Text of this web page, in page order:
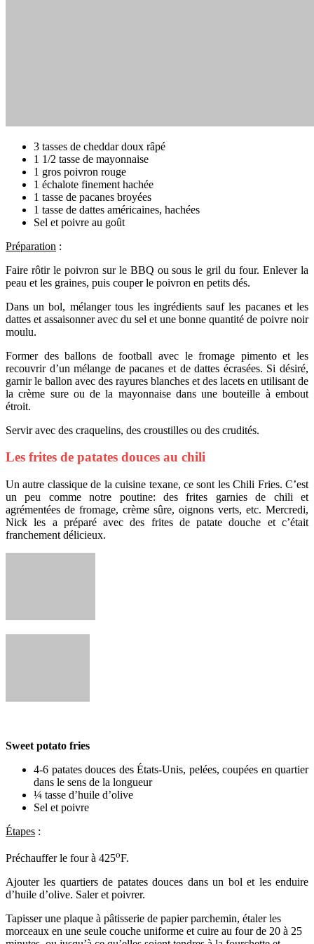
3 tasses de cheddar doux râpé
1 1/2 tasse de mayonnaise
1 gros poivron rouge
1 échalote finement hachée
1 tasse de pacanes broyées
1 tasse de dattes américaines, hachées
Sel et poivre au goût
Préparation :
Faire rôtir le poivron sur le BBQ ou sous le gril du four. Enlever la
peau et les graines, puis couper le poivron en petits dés.
Dans un bol, mélanger tous les ingrédients sauf les pacanes et les
dattes et assaisonner avec du sel et une bonne quantité de poivre noir
moulu.
Former des ballons de football avec le fromage pimento et les
recouvrir d’un mélange de pacanes et de dattes écrasées. Si désiré,
garnir le ballon avec des rayures blanches et des lacets en utilisant de
la crème sure ou de la mayonnaise dans une bouteille à embout
étroit.
Servir avec des craquelins, des croustilles ou des crudités.
Les frites de patates douces au chili
Un autre classique de la cuisine texane, ce sont les Chili Fries. C’est
un peu comme notre poutine: des frites garnies de chili et
agrémentées de fromage, crème sûre, oignons verts, etc. Mercredi,
Nick les a préparé avec des frites de patate douche et c’était
franchement délicieux.
Sweet potato fries
4-6 patates douces des États-Unis, pelées, coupées en quartier
dans le sens de la longueur
¼ tasse d’huile d’olive
Sel et poivre
Étapes :
Préchauffer le four à 425oF.
Ajouter les quartiers de patates douces dans un bol et les enduire
d’huile d’olive. Saler et poivrer.
Tapisser une plaque à pâtisserie de papier parchemin, étaler les
morceaux en une seule couche uniforme et cuire au four de 20 à 25